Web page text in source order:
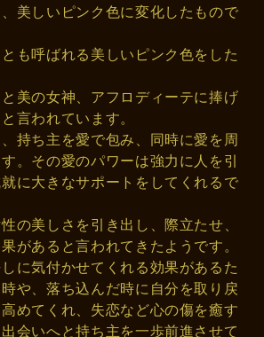
美しいピンク色に変化したもので
も呼ばれる美しいピンク色をした
美の女神、アフロディーテに捧げ
言われています。
持ち主を愛で包み、同時に愛を周
。その愛のパワーは強力に人を引
に大きなサポートをしてくれるで
の美しさを引き出し、際立たせ、
があると言われてきたようです。
に気付かせてくれる効果があるた
や、落ち込んだ時に自分を取り戻
めてくれ、失恋など心の傷を癒す
会いへと持ち主を一歩前進させて